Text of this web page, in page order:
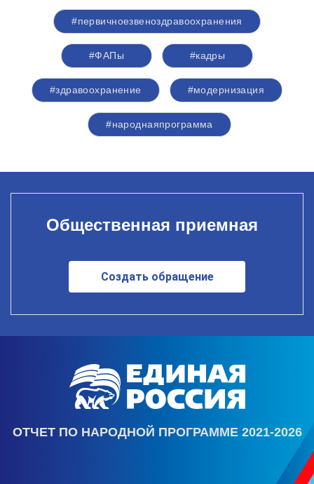
#первичноезвеноздравоохранения
#ФАПы #кадры
#здравоохранение #модернизация
#народнаяпрограмма
Общественная приемная
Создать обращение
ОТЧЕТ ПО НАРОДНОЙ ПРОГРАММЕ 2021-2026